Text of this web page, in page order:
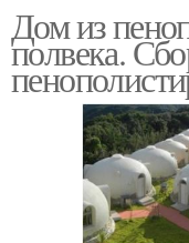
Дом из
Дом из
полвека.